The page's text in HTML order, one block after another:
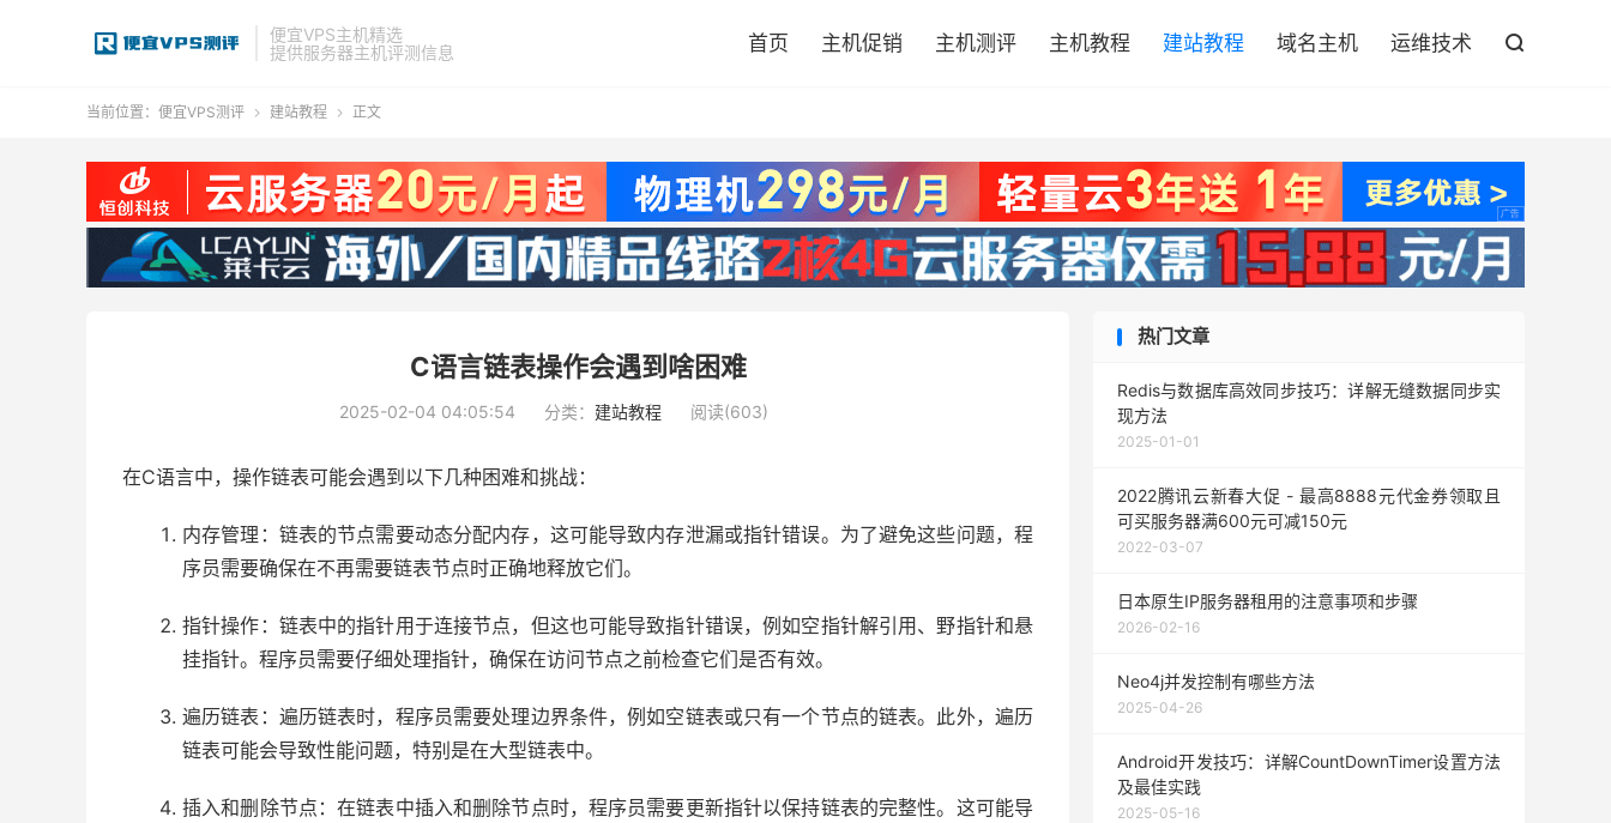
便宜VPS主机精选
提供服务器主机评测信息
首页 主机促销 主机测评 主机教程 建站教程 域名主机 运维技术 
当前位置： 便宜VPS测评  建站教程  正文
C语言链表操作会遇到啥困难
2025-02-04 04:05:54 分类： 建站教程 阅读(603)
在C语言中，操作链表可能会遇到以下几种困难和挑战：
内存管理：链表的节点需要动态分配内存，这可能导致内存泄漏或指针错误。为了避免这些问题，程
序员需要确保在不再需要链表节点时正确地释放它们。
指针操作：链表中的指针用于连接节点，但这也可能导致指针错误，例如空指针解引用、野指针和悬
挂指针。程序员需要仔细处理指针，确保在访问节点之前检查它们是否有效。
遍历链表：遍历链表时，程序员需要处理边界条件，例如空链表或只有一个节点的链表。此外，遍历
链表可能会导致性能问题，特别是在大型链表中。
插入和删除节点：在链表中插入和删除节点时，程序员需要更新指针以保持链表的完整性。这可能导
热门文章
Redis与数据库高效同步技巧：详解无缝数据同步实
现方法
2025-01-01
2022腾讯云新春大促 - 最高8888元代金券领取且
可买服务器满600元可减150元
2022-03-07
日本原生IP服务器租用的注意事项和步骤
2026-02-16
Neo4j并发控制有哪些方法
2025-04-26
Android开发技巧：详解CountDownTimer设置方法
及最佳实践
2025-05-16